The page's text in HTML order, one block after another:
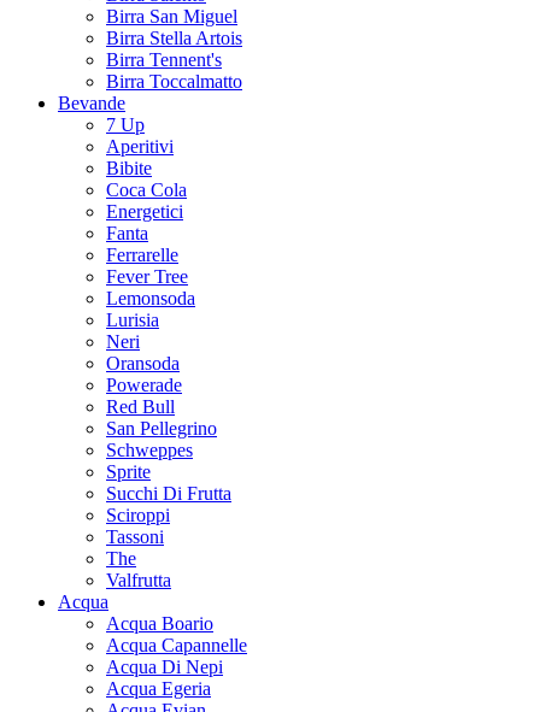
Birra San Miguel
Birra Stella Artois
Birra Tennent's
Birra Toccalmatto
Bevande
7 Up
Aperitivi
Bibite
Coca Cola
Energetici
Fanta
Ferrarelle
Fever Tree
Lemonsoda
Lurisia
Neri
Oransoda
Powerade
Red Bull
San Pellegrino
Schweppes
Sprite
Succhi Di Frutta
Sciroppi
Tassoni
The
Valfrutta
Acqua
Acqua Boario
Acqua Capannelle
Acqua Di Nepi
Acqua Egeria